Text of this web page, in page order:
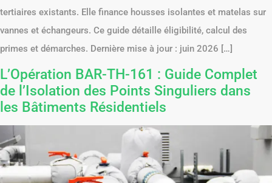
tertiaires existants. Elle finance housses isolantes et matelas sur
vannes et échangeurs. Ce guide détaille éligibilité, calcul des
primes et démarches. Dernière mise à jour : juin 2026 […]
L’Opération BAR-TH-161 : Guide Complet
de l’Isolation des Points Singuliers dans
les Bâtiments Résidentiels